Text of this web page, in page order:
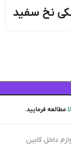
نخ سفید
مطالعه فرمایید.
داخل کابین